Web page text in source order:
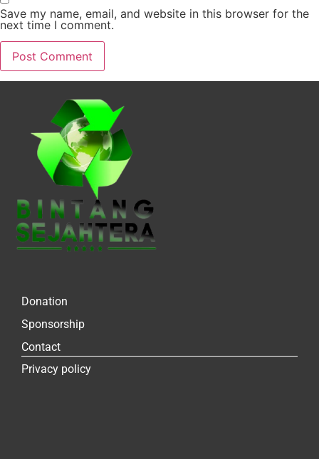
Save my name, email, and website in this browser for the
next time I comment.
Donation
Sponsorship
Contact
Privacy policy